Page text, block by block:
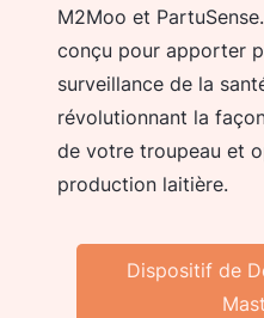
M2Moo et
conçu pour apporter
surveillance de la
révolutionnant la
de votre troupeau et
production laitière.
Dispositif de